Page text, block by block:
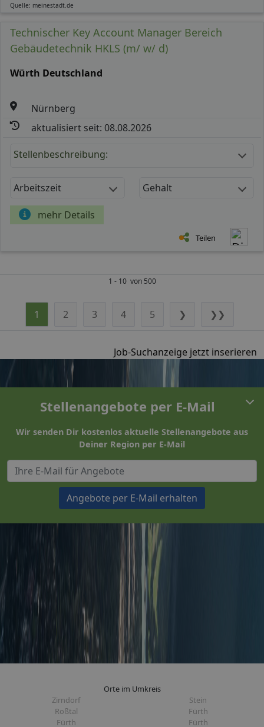
Quelle: meinestadt.de
Technischer Key Account Manager Bereich
Gebäudetechnik HKLS (m/ w/ d)
Würth Deutschland
Nürnberg
aktualisiert seit: 08.08.2026
Stellenbeschreibung:
Arbeitszeit Gehalt
mehr Details
Teilen
1 - 10 von 500
1 2 3 4 5 ❯ ❯❯
Job-Suchanzeige jetzt inserieren
Stellenangebote per E-Mail
Wir senden Dir kostenlos aktuelle Stellenangebote aus
Deiner Region per E-Mail
Angebote per E-Mail erhalten
Orte im Umkreis
Zirndorf
Stein
Roßtal
Fürth
Fürth
Fürth